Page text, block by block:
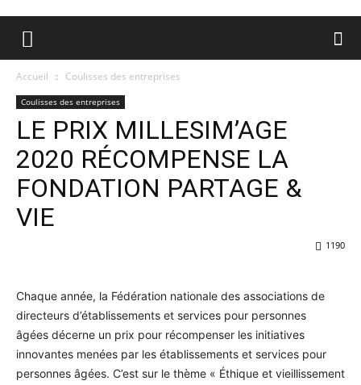
Accueil Coulisses des entreprises
Coulisses des entreprises
LE PRIX MILLESIM’AGE
2020 RÉCOMPENSE LA
FONDATION PARTAGE &
VIE
1190
Chaque année, la Fédération nationale des associations de
directeurs d’établissements et services pour personnes
âgées décerne un prix pour récompenser les initiatives
innovantes menées par les établissements et services pour
personnes âgées. C’est sur le thème « Éthique et vieillissement